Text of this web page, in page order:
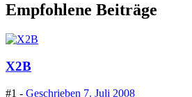
Empfohlene Beiträge
X2B
#1 - Geschrieben 7. Juli 2008